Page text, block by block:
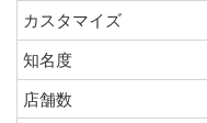
カスタマイズ
知名度
店舗数